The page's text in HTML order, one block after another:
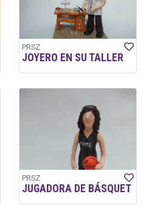
PRSZ
JOYERO EN SU TALLER
PRSZ
JUGADORA DE BÁSQUET